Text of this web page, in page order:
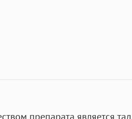
препарата является